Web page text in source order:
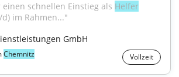
schnellen Einstieg als Helfer
im Rahmen..."
GmbH
Chemnitz Vollzeit